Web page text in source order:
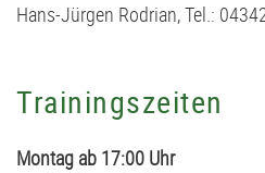
Hans-Jürgen Rodrian, Tel.:
Trainingszeiten
Montag ab 17:00 Uhr